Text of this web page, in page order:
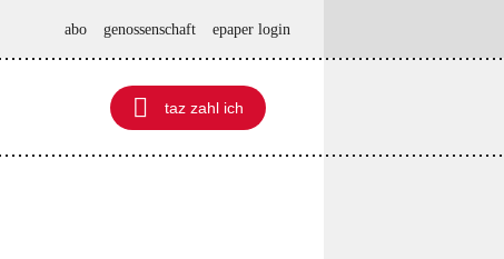
abo genossenschaft epaper login

taz zahl ich
taz zahl ich